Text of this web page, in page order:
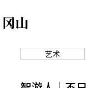
冈山
艺术